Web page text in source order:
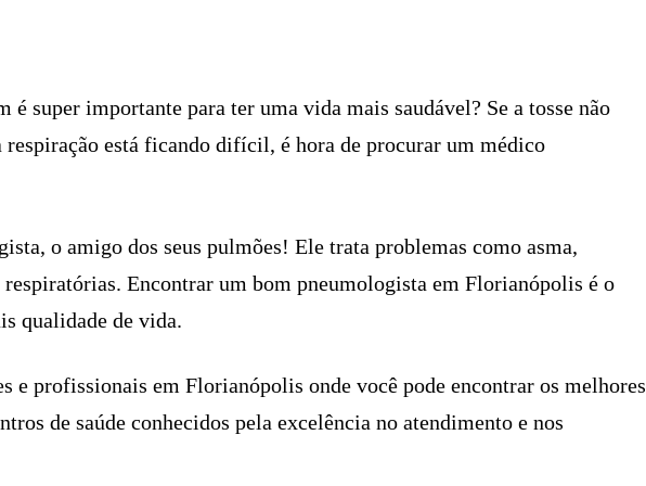
é super importante para ter uma vida mais saudável? Se a tosse não
respiração está ficando difícil, é hora de procurar um médico
o amigo dos seus pulmões! Ele trata problemas como asma,
respiratórias. Encontrar um bom pneumologista em Florianópolis é o
qualidade de vida.
e profissionais em Florianópolis onde você pode encontrar os melhores
de saúde conhecidos pela excelência no atendimento e nos